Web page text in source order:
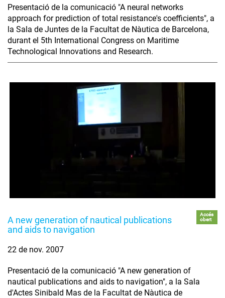
Presentació de la comunicació "A neural networks
approach for prediction of total resistance's coefficients", a
la Sala de Juntes de la Facultat de Nàutica de Barcelona,
durant el 5th International Congress on Maritime
Technological Innovations and Research.
A new generation of nautical publications
and aids to navigation
Accés
obert
22 de nov. 2007
Presentació de la comunicació "A new generation of
nautical publications and aids to navigation", a la Sala
d'Actes Sinibald Mas de la Facultat de Nàutica de